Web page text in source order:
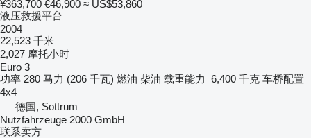
¥363,700 €46,900 ≈ US$53,860
液压救援平台
2004
22,523 千米
2,027 摩托小时
Euro 3
功率 280 马力 (206 千瓦) 燃油 柴油 载重能力 6,400 千克 车桥配置
4x4
德国, Sottrum
Nutzfahrzeuge 2000 GmbH
联系卖方